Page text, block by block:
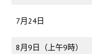
7月24日
8月9日（上午9時）